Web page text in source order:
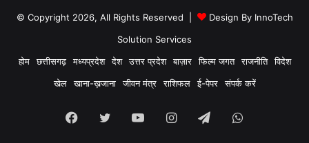
© Copyright 2026, All Rights Reserved | Design By InnoTech
Solution Services
होम
छत्तीसगढ़ मध्यप्रदेश देश उत्तर प्रदेश बाज़ार फिल्म जगत राजनीति
विदेश
खेल
खाना-ख़जाना जीवन मंत्र राशिफल ई-पेपर संपर्क करें
Facebook
TwitterYouTubeInstagram
TelegramWhatsApp